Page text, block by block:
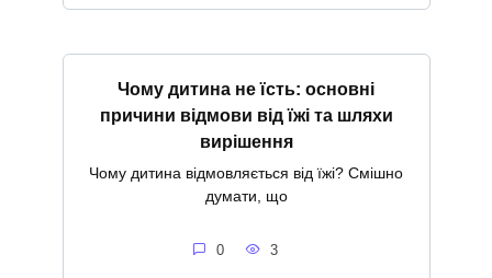
Чому дитина не їсть: основні
причини відмови від їжі та шляхи
вирішення
Чому дитина відмовляється від їжі? Смішно
думати, що
0 3